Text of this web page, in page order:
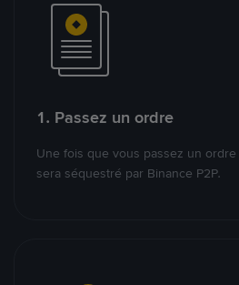
1. Passez un ordre
Une fois que vous passez un
sera séquestré par Binance P2P.